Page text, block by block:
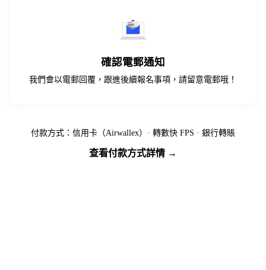
確認電郵通知
我們會以電郵回覆，跟進後續報名事項，請留意電郵哦！
付款方式：信用卡（Airwallex）· 轉數快 FPS · 銀行轉賬
查看付款方式詳情 →